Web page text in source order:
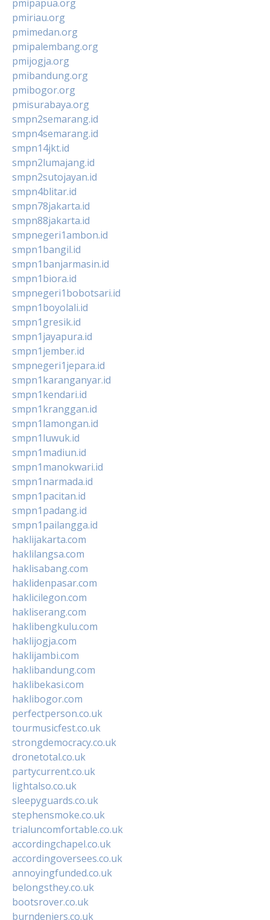
pmipapua.org
pmiriau.org
pmimedan.org
pmipalembang.org
pmijogja.org
pmibandung.org
pmibogor.org
pmisurabaya.org
smpn2semarang.id
smpn4semarang.id
smpn14jkt.id
smpn2lumajang.id
smpn2sutojayan.id
smpn4blitar.id
smpn78jakarta.id
smpn88jakarta.id
smpnegeri1ambon.id
smpn1bangil.id
smpn1banjarmasin.id
smpn1biora.id
smpnegeri1bobotsari.id
smpn1boyolali.id
smpn1gresik.id
smpn1jayapura.id
smpn1jember.id
smpnegeri1jepara.id
smpn1karanganyar.id
smpn1kendari.id
smpn1kranggan.id
smpn1lamongan.id
smpn1luwuk.id
smpn1madiun.id
smpn1manokwari.id
smpn1narmada.id
smpn1pacitan.id
smpn1padang.id
smpn1pailangga.id
haklijakarta.com
haklilangsa.com
haklisabang.com
haklidenpasar.com
haklicilegon.com
hakliserang.com
haklibengkulu.com
haklijogja.com
haklijambi.com
haklibandung.com
haklibekasi.com
haklibogor.com
perfectperson.co.uk
tourmusicfest.co.uk
strongdemocracy.co.uk
dronetotal.co.uk
partycurrent.co.uk
lightalso.co.uk
sleepyguards.co.uk
stephensmoke.co.uk
trialuncomfortable.co.uk
accordingchapel.co.uk
accordingoversees.co.uk
annoyingfunded.co.uk
belongsthey.co.uk
bootsrover.co.uk
burndeniers.co.uk